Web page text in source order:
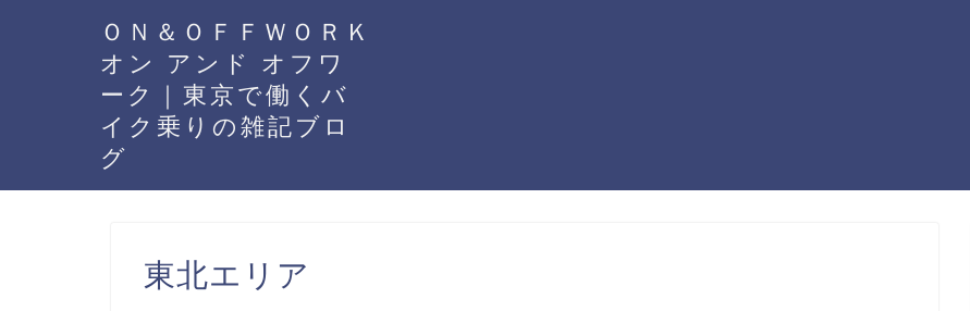
ＯＮ＆ＯＦＦＷＯＲＫ
オン アンド オフワ
ーク｜東京で働くバ
イク乗りの雑記ブロ
グ
東北エリア